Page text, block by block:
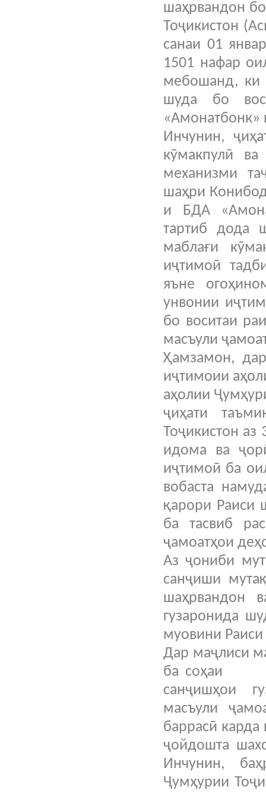
шаҳрвандон
Тоҷикистон
санаи 01
1501 нафар
мебошанд, ки
шуда бо
«Амонатбонк»
Инчунин,
кӯмакпулӣ
механизми
шаҳри
и БДА
тартиб дода
маблағи
иҷтимоӣ
яъне
унвонии
бо воситаи
масъули
Ҳамзамон,
иҷтимоии
аҳолии
ҷиҳати
Тоҷикистон
идома ва
иҷтимоӣ ба
вобаста
қарори Раиси
ба тасвиб
ҷамоатҳои
Аз ҷониби
санҷиши
шаҳрвандон
гузаронида
муовини
Дар маҷлиси
ба соҳаи
санҷишҳои
масъули
баррасӣ
ҷойдошта
Инчунин,
Ҷумҳурии